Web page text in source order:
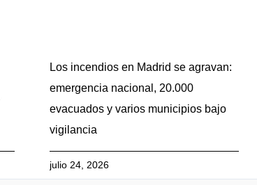
Los incendios en Madrid se agravan:
emergencia nacional, 20.000
evacuados y varios municipios bajo
vigilancia
julio 24, 2026